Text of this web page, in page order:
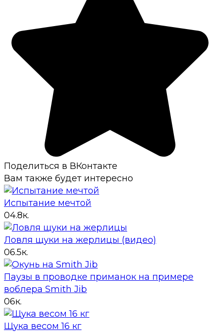
Поделиться в ВКонтакте
Вам также будет интересно
Испытание мечтой
04.8к.
Ловля щуки на жерлицы (видео)
06.5к.
Паузы в проводке приманок на примере
воблера Smith Jib
06к.
Щука весом 16 кг